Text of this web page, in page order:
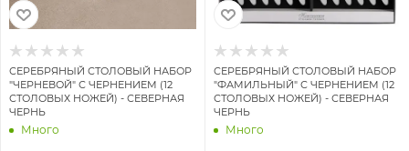
СЕРЕБРЯНЫЙ СТОЛОВЫЙ НАБОР
"ЧЕРНЕВОЙ" С ЧЕРНЕНИЕМ (12
СТОЛОВЫХ НОЖЕЙ) - СЕВЕРНАЯ
ЧЕРНЬ
Много
СЕРЕБРЯНЫЙ СТОЛОВЫЙ НАБОР
"ФАМИЛЬНЫЙ" С ЧЕРНЕНИЕМ (12
СТОЛОВЫХ НОЖЕЙ) - СЕВЕРНАЯ
ЧЕРНЬ
Много